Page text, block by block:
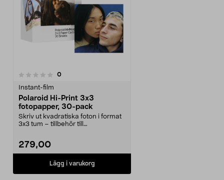
0recensioner
Instant-film
Polaroid Hi-Print 3x3
fotopapper, 30-pack
Skriv ut kvadratiska foton i format
3x3 tum – tillbehör till
279,00
Lägg i varukorg